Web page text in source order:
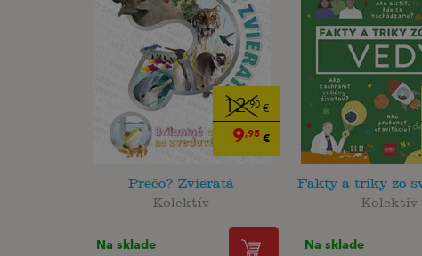
12,90 €
9,95 €
Prečo? Zvieratá
Kolektív
Na sklade
Fakty a triky zo
Kolektív
Na sklade